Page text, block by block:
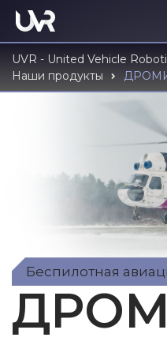
UVR - United Vehicle
Наши продукты
Беспилотная